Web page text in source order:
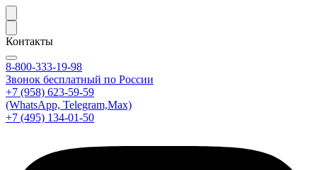
Контакты
8-800-333-19-98
Звонок бесплатный по России
+7 (958) 623-59-59
(WhatsApp, Telegram,Max)
+7 (495) 134-01-50